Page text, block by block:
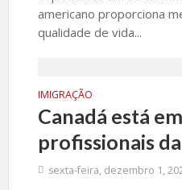
americano proporciona
qualidade de vida...
IMIGRAÇÃO
Canadá está
profissionais
sexta-feira, dezembro 1,